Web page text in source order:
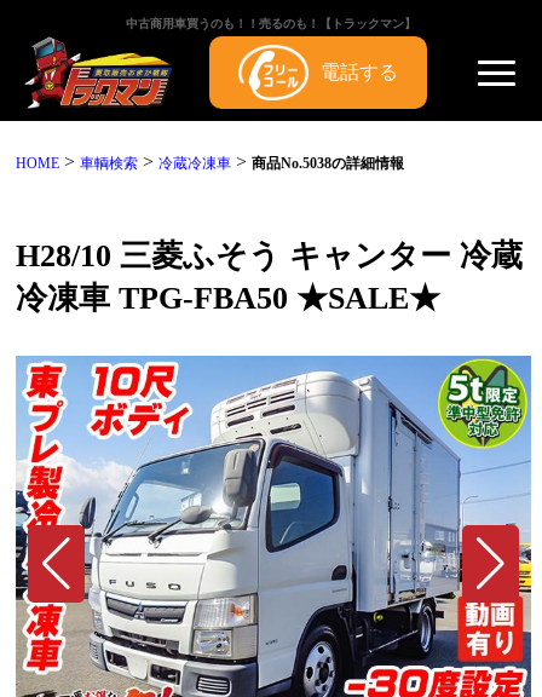
中古商用車買うのも！！売るのも！【トラックマン】
電話する
HOME >車輌検索 >冷蔵冷凍車 >商品No.5038の詳細情報
H28/10 三菱ふそう キャンター 冷蔵
冷凍車 TPG-FBA50 ★SALE★